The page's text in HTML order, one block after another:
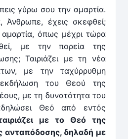
γύρω σου την αμαρτία.
Άνθρωπε, έχεις σκεφθεί;
αμαρτία, όπως μέχρι τώρα
με την πορεία της
Ταιριάζει με τη νέα
με την ταχύρρυθμη
του Θεού της
με τη δυνατότητα του
Θεό από εντός
με το Θεό της
ανταπόδοσης, δηλαδή με